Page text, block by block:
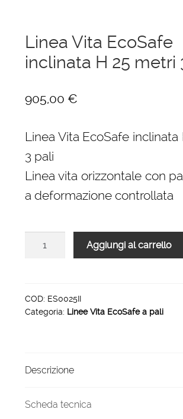
Linea Vita EcoSafe
inclinata H 25 metri
905,00 €
Linea Vita EcoSafe
3 pali
Linea vita orizzontale con
a deformazione controllata
H
25
quantità
Aggiungi al carrello
COD: ES0025II
Categoria: Linee Vita EcoSafe a pali
Descrizione
Scheda tecnica